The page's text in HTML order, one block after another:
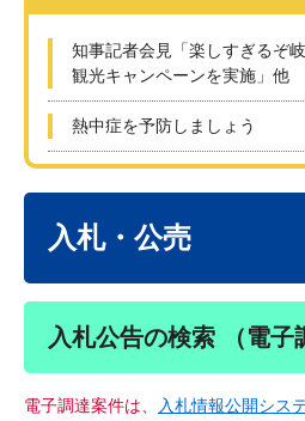
知事記者会見「楽しすぎるぞ
観光キャンペーンを実施」他
熱中症を予防しましょう
入札・公売
入札公告の検索 （電子
電子調達案件は、 入札情報公開シス